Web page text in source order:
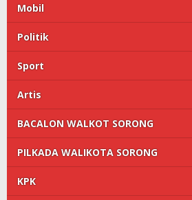
Mobil
Politik
Sport
Artis
BACALON WALKOT SORONG
PILKADA WALIKOTA SORONG
KPK